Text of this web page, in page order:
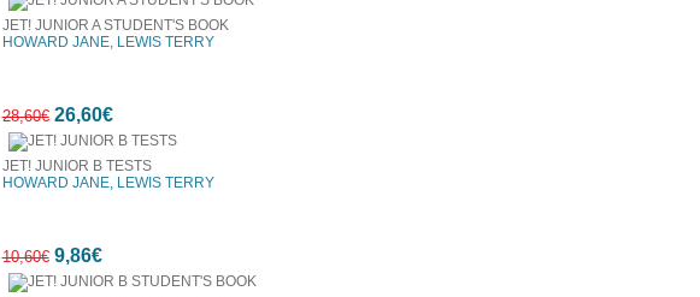
JET! JUNIOR A STUDENT'S BOOK
HOWARD JANE, LEWIS TERRY
28,60€ 26,60€
JET! JUNIOR B TESTS
HOWARD JANE, LEWIS TERRY
10,60€ 9,86€